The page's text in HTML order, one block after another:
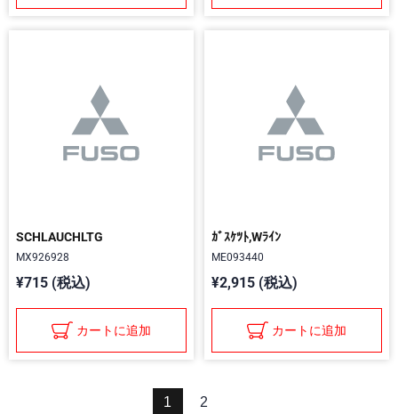
SCHLAUCHLTG
MX926928
¥715 (税込)
カートに追加
ｶﾞｽｹﾂﾄ,Wﾗｲﾝ
ME093440
¥2,915 (税込)
カートに追加
1 2